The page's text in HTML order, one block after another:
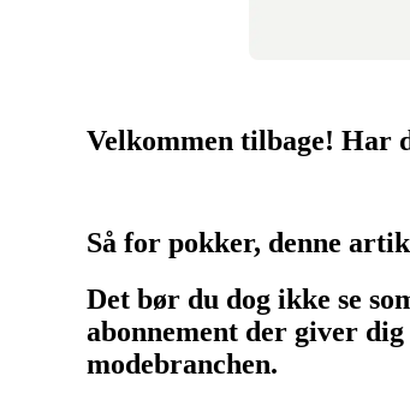
Velkommen tilbage! Har
Så for pokker, denne
Det bør du dog ikke se
abonnement der giver
modebranchen.